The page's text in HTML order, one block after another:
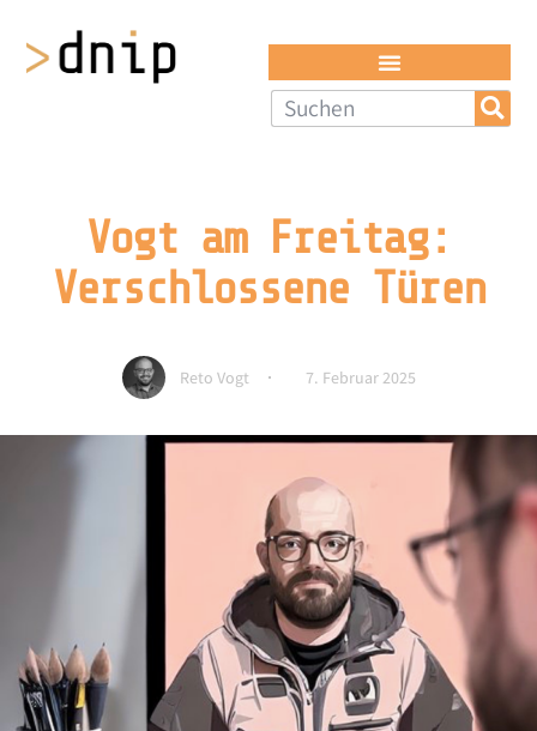
Vogt am Freitag:
Verschlossene Türen
Reto Vogt 7. Februar 2025